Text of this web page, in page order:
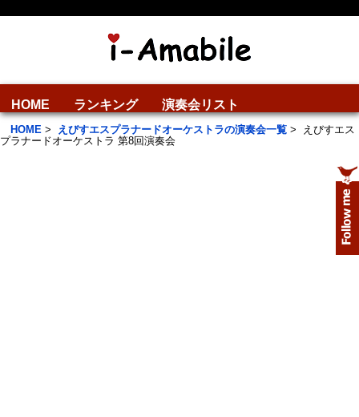
HOME ランキング 演奏会リスト
HOME > えびすエスプラナードオーケストラの演奏会一覧 >
えびすエス
プラナードオーケストラ 第8回演奏会